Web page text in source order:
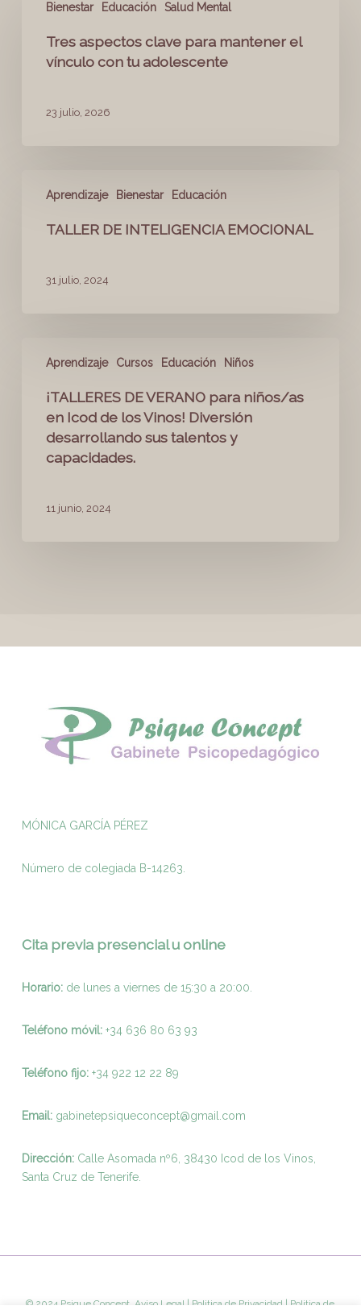
Bienestar Educación Salud Mental
Tres aspectos clave para mantener el
vínculo con tu adolescente
23 julio, 2026
Aprendizaje Bienestar Educación
TALLER DE INTELIGENCIA EMOCIONAL
31 julio, 2024
Aprendizaje Cursos Educación Niños
¡TALLERES DE VERANO para niños/as
en Icod de los Vinos! Diversión
desarrollando sus talentos y
capacidades.
11 junio, 2024
MÓNICA GARCÍA PÉREZ
Número de colegiada B-14263.
Cita previa presencial u online
Horario:de lunes a viernes de 15:30 a 20:00.
Teléfono móvil: +34 636 80 63 93
Teléfono fijo:+34 922 12 22 89
Email: gabinetepsiqueconcept@gmail.com
Dirección:Calle Asomada nº6, 38430 Icod de los Vinos,
Santa Cruz de Tenerife.
© 2024 Psique Concept. Aviso Legal | Politica de Privacidad | Politica de